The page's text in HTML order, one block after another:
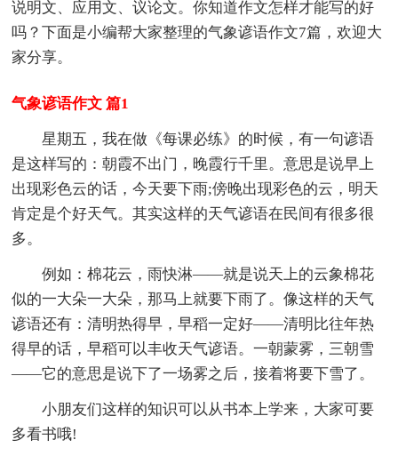
说明文、应用文、议论文。你知道作文怎样才能写的好
吗？下面是小编帮大家整理的气象谚语作文7篇，欢迎大
家分享。
气象谚语作文 篇1
星期五，我在做《每课必练》的时候，有一句谚语
是这样写的：朝霞不出门，晚霞行千里。意思是说早上
出现彩色云的话，今天要下雨;傍晚出现彩色的云，明天
肯定是个好天气。其实这样的天气谚语在民间有很多很
多。
例如：棉花云，雨快淋——就是说天上的云象棉花
似的一大朵一大朵，那马上就要下雨了。像这样的天气
谚语还有：清明热得早，早稻一定好——清明比往年热
得早的话，早稻可以丰收天气谚语。一朝蒙雾，三朝雪
——它的意思是说下了一场雾之后，接着将要下雪了。
小朋友们这样的知识可以从书本上学来，大家可要
多看书哦!